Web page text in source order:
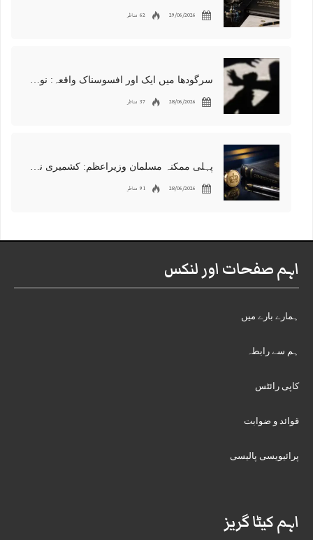
29/06/2026 62 مناظر
سرگودھا میں ایک اور افسوسناک واقعہ: نوعمر لڑکے سے مبینہ زیادتی، مقدمہ درج
28/06/2026 37 مناظر
پہلی ممکنہ مسلمان وزیراعظم: کشمیری نژاد شبانہ محمود برطانیہ میں مقبول
28/06/2026 91 مناظر
اہم صفحات اور لنکس
ہمارے بارے میں
ہم سے رابطہ
کاپی رائٹس
قوائد و ضوابت
پرائیویسی پالیسی
اہم کیٹا گریز